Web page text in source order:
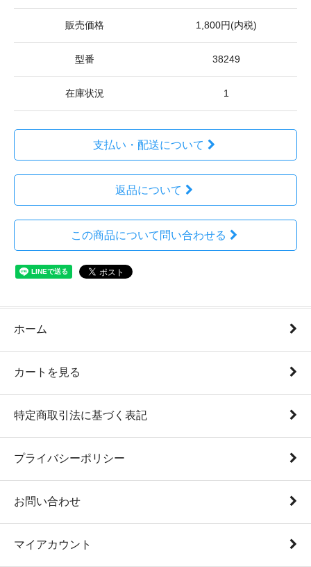
販売価格 1,800円(内税)
型番 38249
在庫状況 1
支払い・配送について
返品について
この商品について問い合わせる
ホーム
カートを見る
特定商取引法に基づく表記
プライバシーポリシー
お問い合わせ
マイアカウント